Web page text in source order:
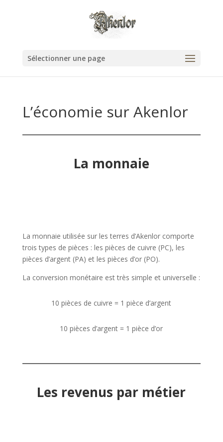
Sélectionner une page
L’économie sur Akenlor
La monnaie
La monnaie utilisée sur les terres d’Akenlor comporte
trois types de pièces : les pièces de cuivre (PC), les
pièces d’argent (PA) et les pièces d’or (PO).
La conversion monétaire est très simple et universelle :
10 pièces de cuivre = 1 pièce d’argent
10 pièces d’argent = 1 pièce d’or
Les revenus par métier